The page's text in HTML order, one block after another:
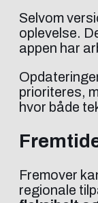
Selvom
oplevelse.
appen har
prioriteres,
hvor både
Fremover
regionale